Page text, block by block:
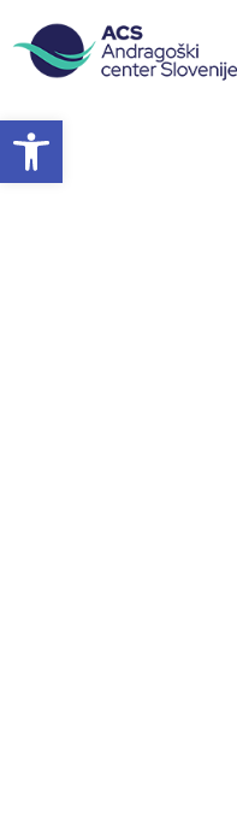
Open toolbar